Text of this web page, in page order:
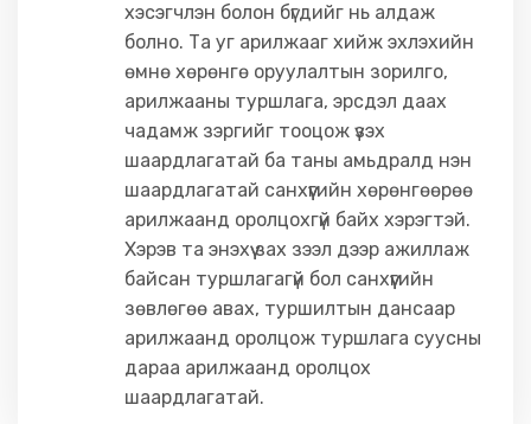
хэсэгчлэн болон бүгдийг нь алдаж
болно. Та уг арилжааг хийж эхлэхийн
өмнө хөрөнгө оруулалтын зорилго,
арилжааны туршлага, эрсдэл даах
чадамж зэргийг тооцож үзэх
шаардлагатай ба таны амьдралд нэн
шаардлагатай санхүүгийн хөрөнгөөрөө
арилжаанд оролцохгүй байх хэрэгтэй.
Хэрэв та энэхүү зах зээл дээр ажиллаж
байсан туршлагагүй бол санхүүгийн
зөвлөгөө авах, туршилтын дансаар
арилжаанд оролцож туршлага суусны
дараа арилжаанд оролцох
шаардлагатай.